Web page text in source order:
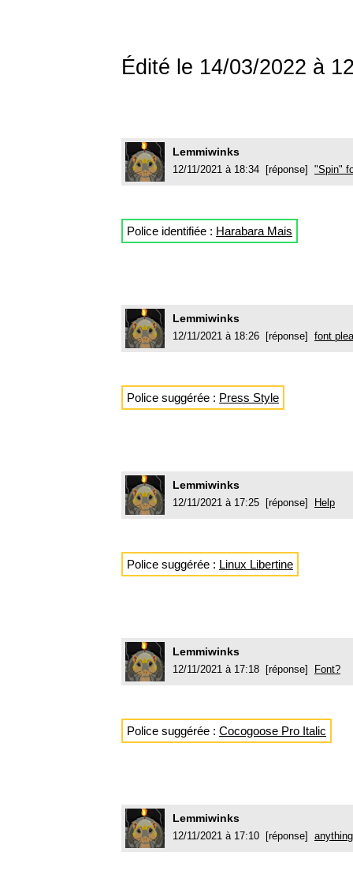
Édité le 14/03/2022 à
Lemmiwinks
12/11/2021 à 18:34 [réponse] "Spin"
Police identifiée : Harabara Mais
Lemmiwinks
12/11/2021 à 18:26 [réponse] font
Police suggérée : Press Style
Lemmiwinks
12/11/2021 à 17:25 [réponse] Help
Police suggérée : Linux Libertine
Lemmiwinks
12/11/2021 à 17:18 [réponse] Font?
Police suggérée : Cocogoose Pro Italic
Lemmiwinks
12/11/2021 à 17:10 [réponse]